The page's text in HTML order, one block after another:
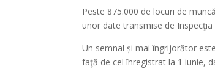
Peste 875.000 de locuri de
unor date transmise de
Un semnal și mai îngrijorător
faţă de cel înregistrat la 1 iunie,